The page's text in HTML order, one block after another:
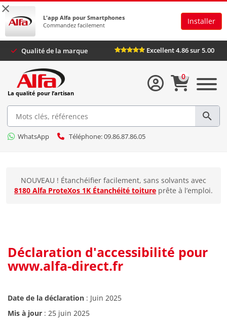
×
L'app Alfa pour Smartphones
Commandez facilement
Installer
Qualité de la marque Excellent 4.86 sur 5.00
La qualité pour l’artisan
WhatsApp Téléphone: 09.86.87.86.05
0
NOUVEAU ! Étanchéifier facilement, sans solvants avec
8180 Alfa ProteXos 1K Étanchéité toiture prête à l’emploi.
Déclaration d'accessibilité pour
www.alfa-direct.fr
Date de la déclaration : Juin 2025
Mis à jour : 25 juin 2025